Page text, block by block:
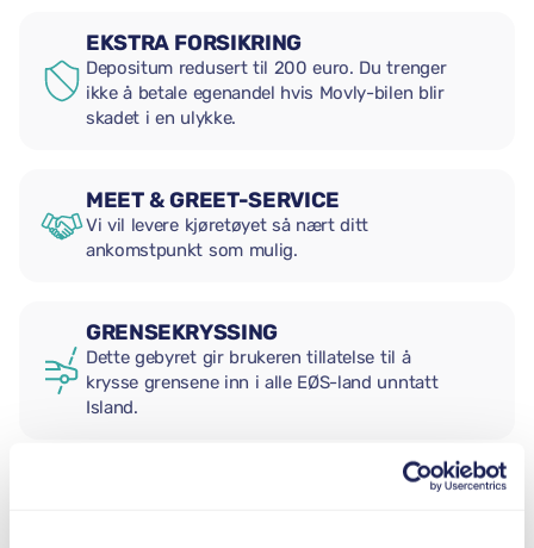
EKSTRA FORSIKRING
Depositum redusert til 200 euro. Du trenger
ikke å betale egenandel hvis Movly-bilen blir
skadet i en ulykke.
MEET & GREET-SERVICE
Vi vil levere kjøretøyet så nært ditt
ankomstpunkt som mulig.
GRENSEKRYSSING
Dette gebyret gir brukeren tillatelse til å
krysse grensene inn i alle EØS-land unntatt
Island.